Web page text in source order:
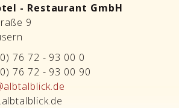
- Restaurant GmbH
9
76 72 - 93 00 0
76 72 - 93 00 90